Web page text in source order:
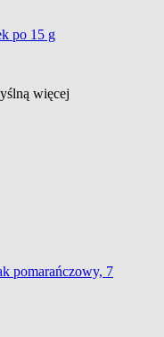
po 15 g
więcej
pomarańczowy, 7